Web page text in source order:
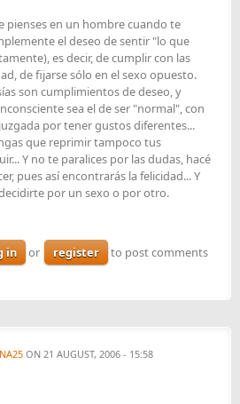
pienses en un hombre cuando te
el deseo de sentir "lo que
es decir, de cumplir con las
de fijarse sólo en el sexo opuesto.
son cumplimientos de deseo, y
sea el de ser "normal", con
por tener gustos diferentes...
que reprimir tampoco tus
Y no te paralices por las dudas, hacé
pues así encontrarás la felicidad... Y
por un sexo o por otro.
in or register to post comments
ON 21 AUGUST, 2006 - 15:58